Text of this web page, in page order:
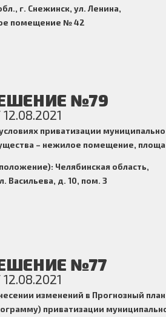
г. Снежинск, ул. Ленина,
помещение № 42
№79
приватизации
– нежилое помещение,
Челябинская область,
Васильева, д. 10, пом. 3
№77
изменений в Прогнозный план
приватизации